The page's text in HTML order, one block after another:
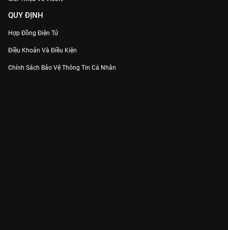
QUY ĐỊNH
Hợp Đồng Điện Tử
Điều Khoản Và Điều Kiện
Chính Sách Bảo Vệ Thông Tin Cá Nhân